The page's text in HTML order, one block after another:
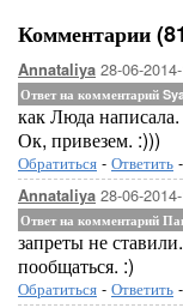
Комментарии
Annataliya 28-06-
Ответ на комментарий
как Люда
Ок, привезем. :)))
Обратиться - Ответить -
Annataliya 28-06-
Ответ на комментарий
запреты не
пообщаться. :)
Обратиться - Ответить -